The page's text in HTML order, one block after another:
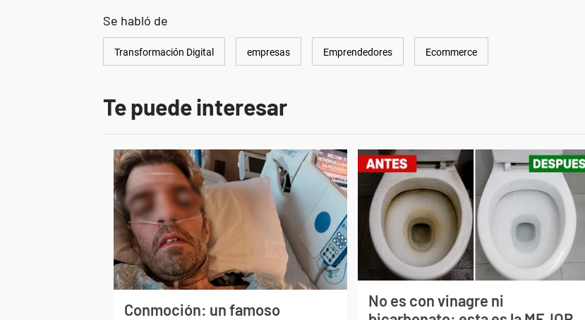
Se habló de
Transformación Digital empresas Emprendedores Ecommerce
Te puede interesar
Conmoción: un famoso
No es con vinagre ni